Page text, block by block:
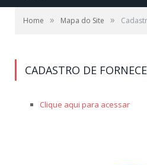
Home » Mapa do Site »
CADASTRO DE
Clique aqui para acessar